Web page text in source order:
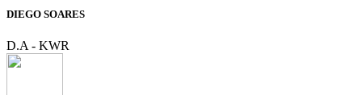
DIEGO SOARES
D.A - KWR